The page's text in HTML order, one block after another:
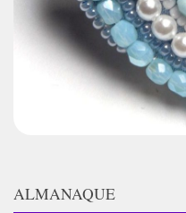
ALMANAQUE